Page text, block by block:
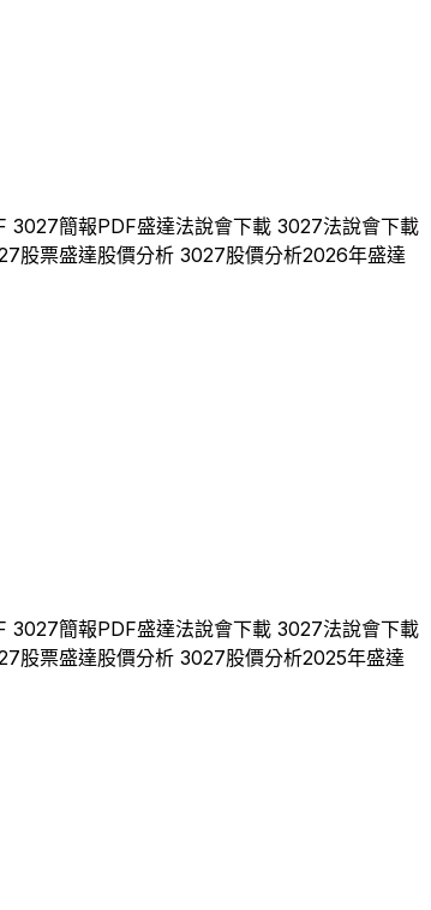
3027簡報PDF盛達法說會下載 3027法說會下載
股票盛達股價分析 3027股價分析2026年盛達
3027簡報PDF盛達法說會下載 3027法說會下載
股票盛達股價分析 3027股價分析2025年盛達